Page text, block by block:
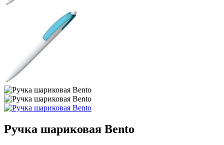
Ручка шариковая Bento